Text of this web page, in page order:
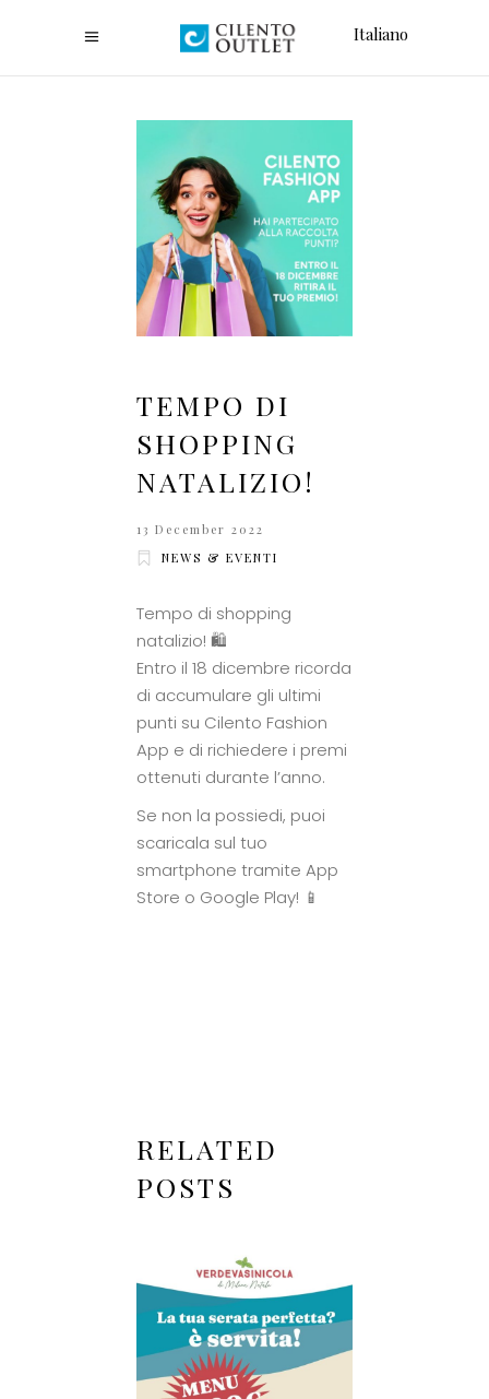
Italiano
TEMPO DI
SHOPPING
NATALIZIO!
13 December 2022
NEWS & EVENTI
Tempo di shopping
natalizio! 🛍
Entro il 18 dicembre ricorda
di accumulare gli ultimi
punti su Cilento Fashion
App e di richiedere i premi
ottenuti durante l’anno.
Se non la possiedi, puoi
scaricala sul tuo
smartphone tramite App
Store o Google Play! 📱
RELATED
POSTS